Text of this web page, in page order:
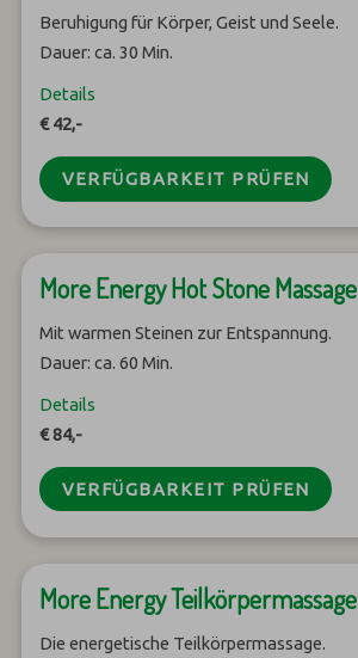
Beruhigung für Körper, Geist und Seele.
Dauer: ca. 30 Min.
Details
€ 42,-
VERFÜGBARKEIT PRÜFEN
More Energy Hot Stone Massage
Mit warmen Steinen zur Entspannung.
Dauer: ca. 60 Min.
Details
€ 84,-
VERFÜGBARKEIT PRÜFEN
More Energy Teilkörpermassage
Die energetische Teilkörpermassage.